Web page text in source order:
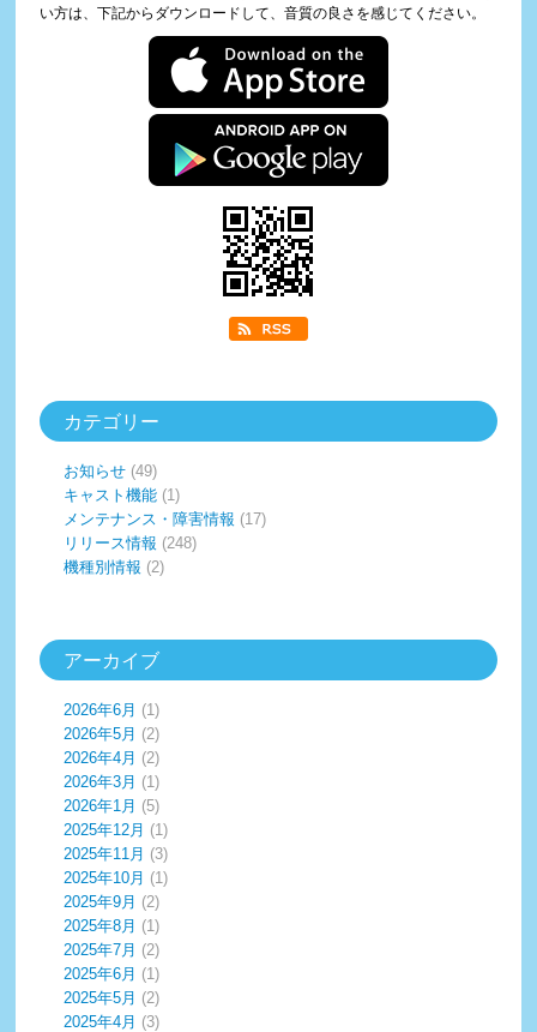
い方は、下記からダウンロードして、音質の良さを感じてください。
カテゴリー
お知らせ (49)
キャスト機能 (1)
メンテナンス・障害情報 (17)
リリース情報 (248)
機種別情報 (2)
アーカイブ
2026年6月 (1)
2026年5月 (2)
2026年4月 (2)
2026年3月 (1)
2026年1月 (5)
2025年12月 (1)
2025年11月 (3)
2025年10月 (1)
2025年9月 (2)
2025年8月 (1)
2025年7月 (2)
2025年6月 (1)
2025年5月 (2)
2025年4月 (3)